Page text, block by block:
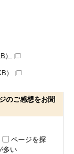
）
）
のご感想をお聞
ページを探
多い